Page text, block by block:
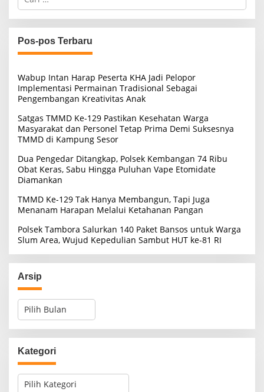
i
u
n
t
k
:
Pos-pos Terbaru
Wabup Intan Harap Peserta KHA Jadi Pelopor
Implementasi Permainan Tradisional Sebagai
Pengembangan Kreativitas Anak
Satgas TMMD Ke-129 Pastikan Kesehatan Warga
Masyarakat dan Personel Tetap Prima Demi Suksesnya
TMMD di Kampung Sesor
Dua Pengedar Ditangkap, Polsek Kembangan 74 Ribu
Obat Keras, Sabu Hingga Puluhan Vape Etomidate
Diamankan
TMMD Ke-129 Tak Hanya Membangun, Tapi Juga
Menanam Harapan Melalui Ketahanan Pangan
Polsek Tambora Salurkan 140 Paket Bansos untuk Warga
Slum Area, Wujud Kepedulian Sambut HUT ke-81 RI
Arsip
A
i
pKategori
K